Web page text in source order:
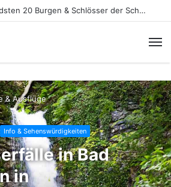
Knopfmacherfelsen: Der schönste Donaublick der Schwäbischen Alb
& Ausflüge
Info & Sehenswürdigkeiten
in Bad
in